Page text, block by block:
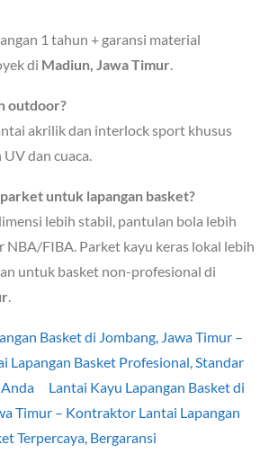
1 tahun + garansi material
di Madiun, Jawa Timur
outdoor?
akrilik dan interlock sport khusus
dan cuaca.
untuk lapangan basket?
lebih stabil, pantulan bola lebih
FIBA. Parket kayu keras lokal lebih
untuk basket non-profesional di
.
Basket di Jombang, Jawa Timur –
Lapangan Basket Profesional, Standar
Lantai Kayu Lapangan Basket di
Timur – Kontraktor Lantai Lapangan
Terpercaya, Bergaransi